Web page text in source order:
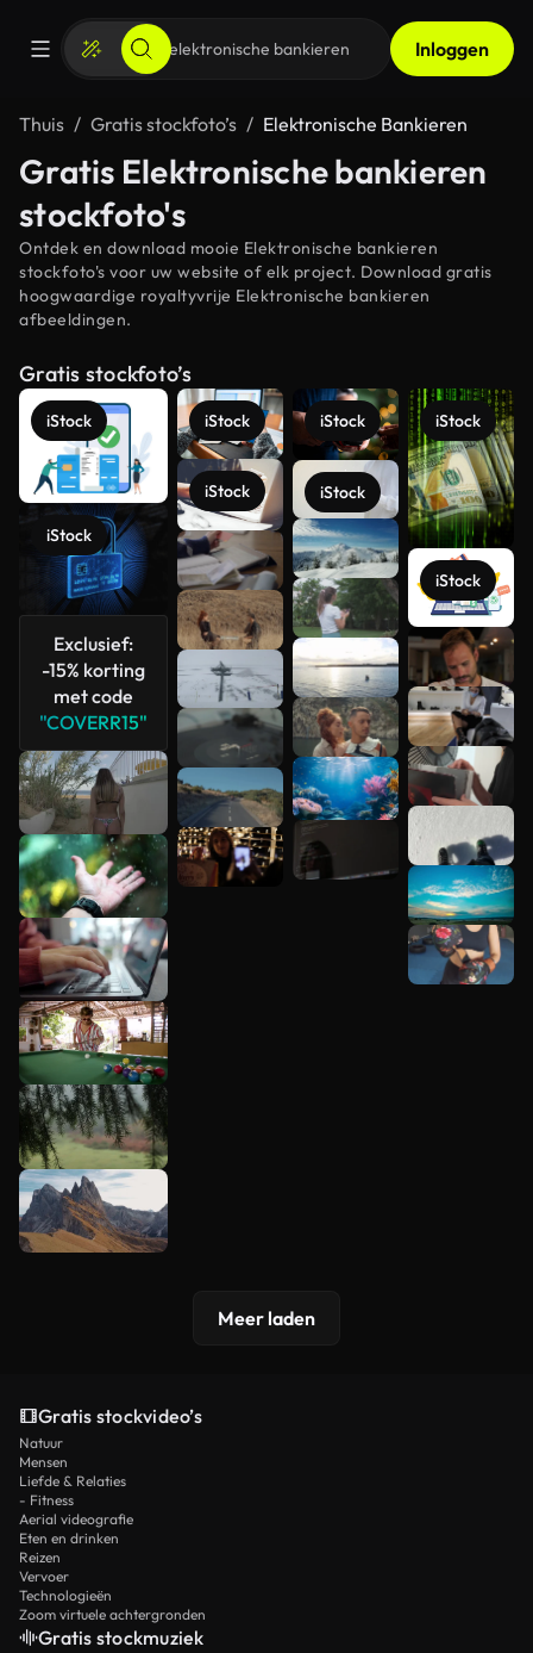
Inloggen
Thuis Gratis stockfoto’s Elektronische Bankieren
Gratis Elektronische bankieren
stockfoto's
Ontdek en download mooie Elektronische bankieren
stockfoto's voor uw website of elk project. Download gratis
hoogwaardige royaltyvrije Elektronische bankieren
afbeeldingen.
Gratis stockfoto’s
iStock
iStock
Exclusief:
-15% korting
met code
"COVERR15"
iStock
iStock
iStock
iStock
iStock
iStock
Meer
bekijken
Meer laden
Gratis stockvideo’s
Natuur
Mensen
Liefde & Relaties
- Fitness
Aerial videografie
Eten en drinken
Reizen
Vervoer
Technologieën
Zoom virtuele achtergronden
Gratis stockmuziek